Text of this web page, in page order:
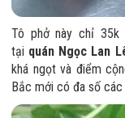
Tô phở này chỉ 35k
tại quán Ngọc Lan
khá ngọt và điểm
Bắc mới có đa số các